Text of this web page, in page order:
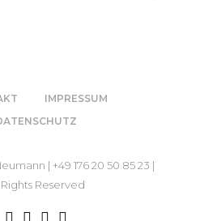
IMPRESSUM
| +49 176 20 50 85 23 |
Reserved